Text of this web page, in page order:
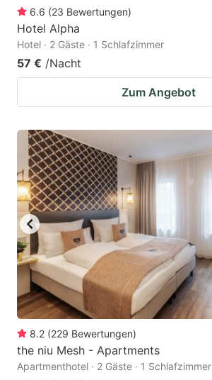
6.6 (23 Bewertungen)
Hotel Alpha
Hotel · 2 Gäste · 1 Schlafzimmer
57 € /Nacht
Zum Angebot
8.2 (229 Bewertungen)
the niu Mesh - Apartments
Apartmenthotel · 2 Gäste · 1 Schlafzimmer